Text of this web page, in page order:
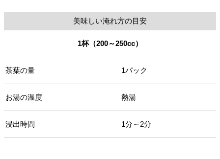
美味しい淹れ方の目安
1杯（200～250cc）
茶葉の量 1パック
お湯の温度 熱湯
浸出時間 1分～2分